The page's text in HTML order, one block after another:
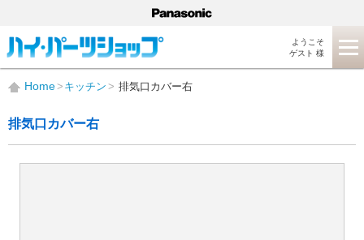
ようこそ
ゲスト 様
Home キッチン 排気口カバー右
排気口カバー右